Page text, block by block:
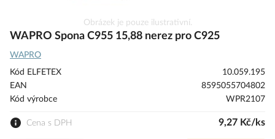
na
galerie
s
obrázky
Obrázek je pouze ilustrativní.
WAPRO Spona C955 15,88 nerez pro C925
WAPRO
Kód ELFETEX
10.059.195
EAN
8595055704802
Kód výrobce
WPR2107
Cena s DPH 9,27 Kč/ks